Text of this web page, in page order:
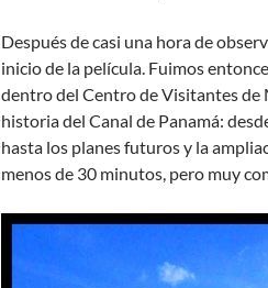
Después de casi una hora de
inicio de la película. Fuimos
dentro del Centro de Visitantes de
historia del Canal de Panamá:
hasta los planes futuros y la
menos de 30 minutos, pero muy